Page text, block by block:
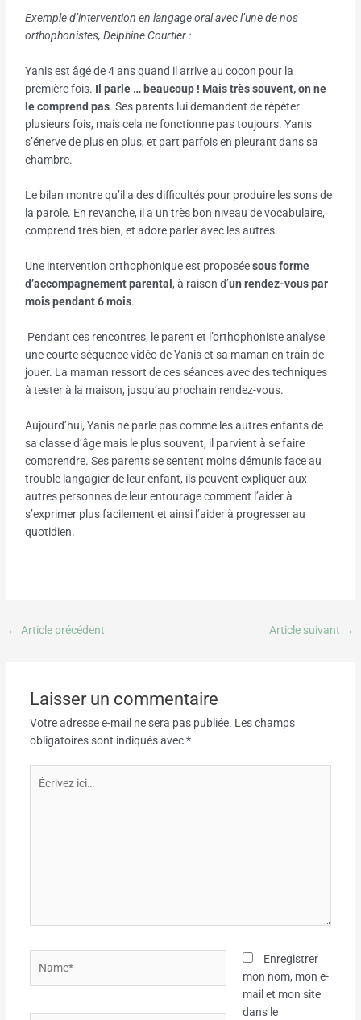
Exemple d’intervention en langage oral avec l’une de nos
orthophonistes, Delphine Courtier :
Yanis est âgé de 4 ans quand il arrive au cocon pour la
première fois. Il parle … beaucoup ! Mais très souvent, on ne
le comprend pas. Ses parents lui demandent de répéter
plusieurs fois, mais cela ne fonctionne pas toujours. Yanis
s’énerve de plus en plus, et part parfois en pleurant dans sa
chambre.
Le bilan montre qu’il a des difficultés pour produire les sons de
la parole. En revanche, il a un très bon niveau de vocabulaire,
comprend très bien, et adore parler avec les autres.
Une intervention orthophonique est proposéesous forme
d’accompagnement parental , à raison d’un rendez-vous par
mois pendant 6 mois.
Pendant ces rencontres, le parent et l’orthophoniste analyse
une courte séquence vidéo de Yanis et sa maman en train de
jouer. La maman ressort de ces séances avec des techniques
à tester à la maison, jusqu’au prochain rendez-vous.
Aujourd’hui, Yanis ne parle pas comme les autres enfants de
sa classe d’âge mais le plus souvent, il parvient à se faire
comprendre. Ses parents se sentent moins démunis face au
trouble langagier de leur enfant, ils peuvent expliquer aux
autres personnes de leur entourage comment l’aider à
s’exprimer plus facilement et ainsi l’aider à progresser au
quotidien.
← Article précédent Article suivant →
Laisser un commentaire
Votre adresse e-mail ne sera pas publiée. Les champs
obligatoires sont indiqués avec*
ici…
Enregistrer
mon nom, mon e-
mail et mon site
dans le